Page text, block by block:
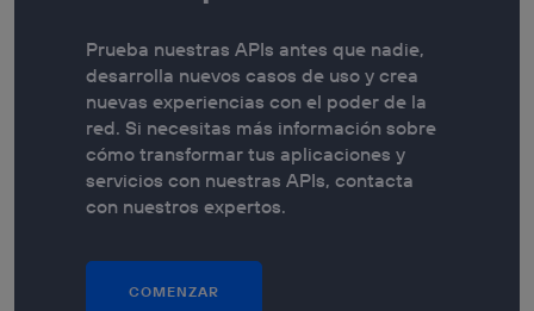
Prueba nuestras APIs antes que nadie,
desarrolla nuevos casos de uso y crea
nuevas experiencias con el poder de la
red. Si necesitas más información sobre
cómo transformar tus aplicaciones y
servicios con nuestras APIs, contacta
con nuestros expertos.
COMENZAR